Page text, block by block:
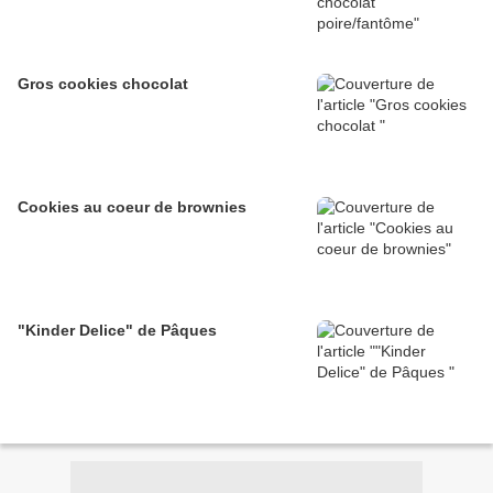
Gros cookies chocolat
Cookies au coeur de brownies
"Kinder Delice" de Pâques